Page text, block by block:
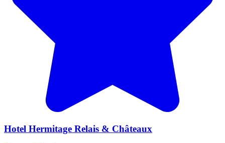
Hotel Hermitage Relais & Châteaux